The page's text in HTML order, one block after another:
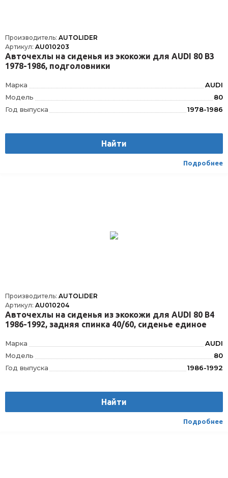
Производитель: AUTOLIDER
Артикул: AU010203
Авточехлы на сиденья из экокожи для AUDI 80 В3
1978-1986, подголовники
Марка
AUDI
Модель
80
Год выпуска
1978-1986
Вес
1.75
Текстиль/Искуственная кожа
Легковой
Найти
Подробнее
Производитель: AUTOLIDER
Артикул: AU010204
Авточехлы на сиденья из экокожи для AUDI 80 В4
1986-1992, задняя спинка 40/60, сиденье единое
Марка
AUDI
Модель
80
Год выпуска
1986-1992
Вес
1.75
Текстиль/Искуственная кожа
Легковой
Найти
Подробнее